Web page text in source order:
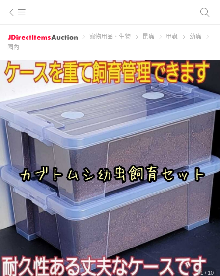
寵物用品、生物 昆蟲 甲蟲
幼蟲
國內
1 / 10